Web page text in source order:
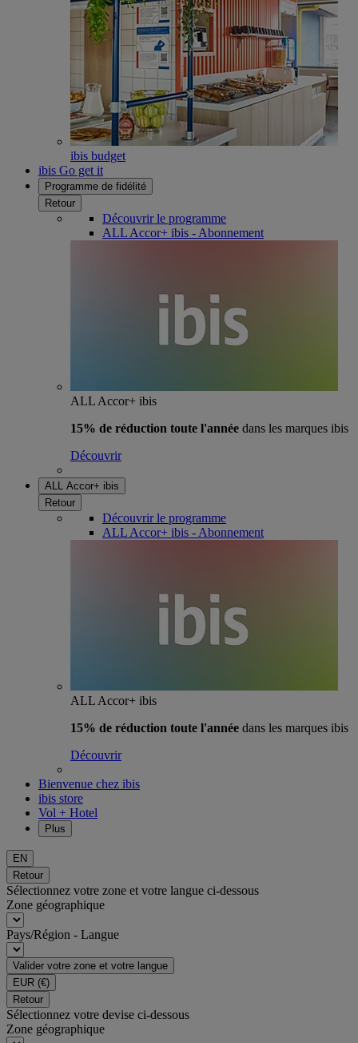
ibis budget
ibis Go get it
Programme de fidélité
Retour
Découvrir le programme
ALL Accor+ ibis - Abonnement
ALL Accor+ ibis
15% de réduction toute l'année dans les marques ibis
Découvrir
ALL Accor+ ibis
Retour
Découvrir le programme
ALL Accor+ ibis - Abonnement
ALL Accor+ ibis
15% de réduction toute l'année dans les marques ibis
Découvrir
Bienvenue chez ibis
ibis store
Vol + Hotel
Plus
EN
Retour
Sélectionnez votre zone et votre langue ci-dessous
Zone géographique
Pays/Région - Langue
Valider votre zone et votre langue
EUR (€)
Retour
Sélectionnez votre devise ci-dessous
Zone géographique